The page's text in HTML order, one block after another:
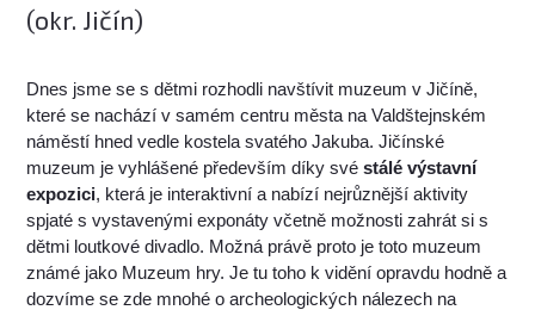
(okr. Jičín)
Dnes jsme se s dětmi rozhodli navštívit muzeum v Jičíně,
které se nachází v samém centru města na Valdštejnském
náměstí hned vedle kostela svatého Jakuba. Jičínské
muzeum je vyhlášené především díky svéstálé výstavní
expozici, která je interaktivní a nabízí nejrůznější aktivity
spjaté s vystavenými exponáty včetně možnosti zahrát si s
dětmi loutkové divadlo. Možná právě proto je toto muzeum
známé jako Muzeum hry. Je tu toho k vidění opravdu hodně a
dozvíme se zde mnohé o archeologických nálezech na